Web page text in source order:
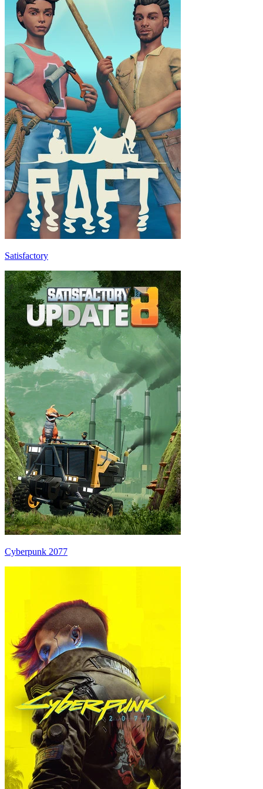
Satisfactory
Cyberpunk 2077